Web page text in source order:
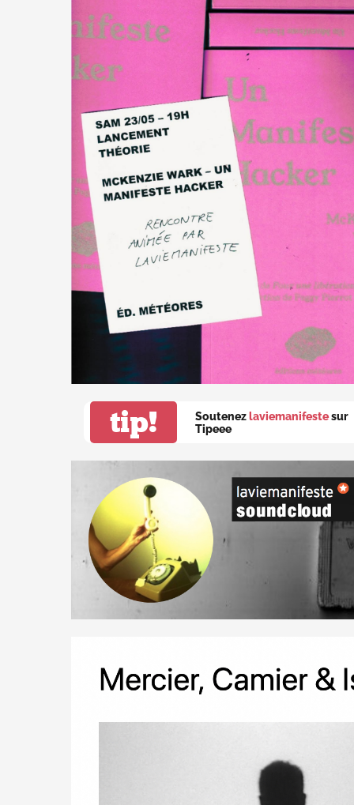
tip! Soutenez laviemanifestesur
Tipeee